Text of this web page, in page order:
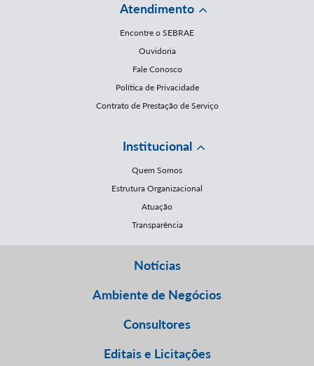
Atendimento
Encontre o SEBRAE
Ouvidoria
Fale Conosco
Política de Privacidade
Contrato de Prestação de Serviço
Institucional
Quem Somos
Estrutura Organizacional
Atuação
Transparência
Notícias
Ambiente de Negócios
Consultores
Editais e Licitações